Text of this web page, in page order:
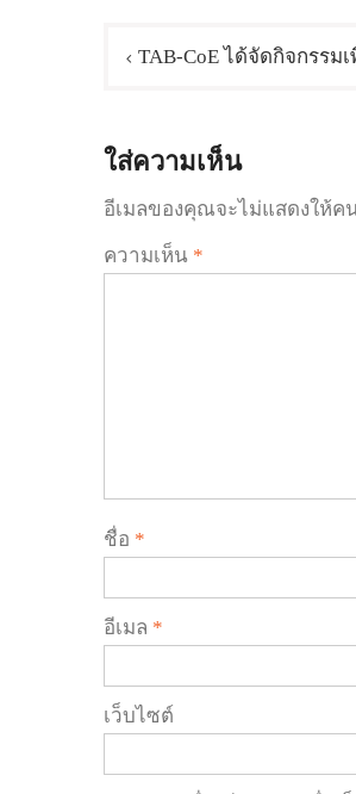
TAB-CoE ได้จัดกิจกรรม
ใส่ความเห็น
อีเมลของคุณจะไม่แสดงให้ค
ความเห็น *
ชื่อ *
อีเมล *
เว็บไซต์